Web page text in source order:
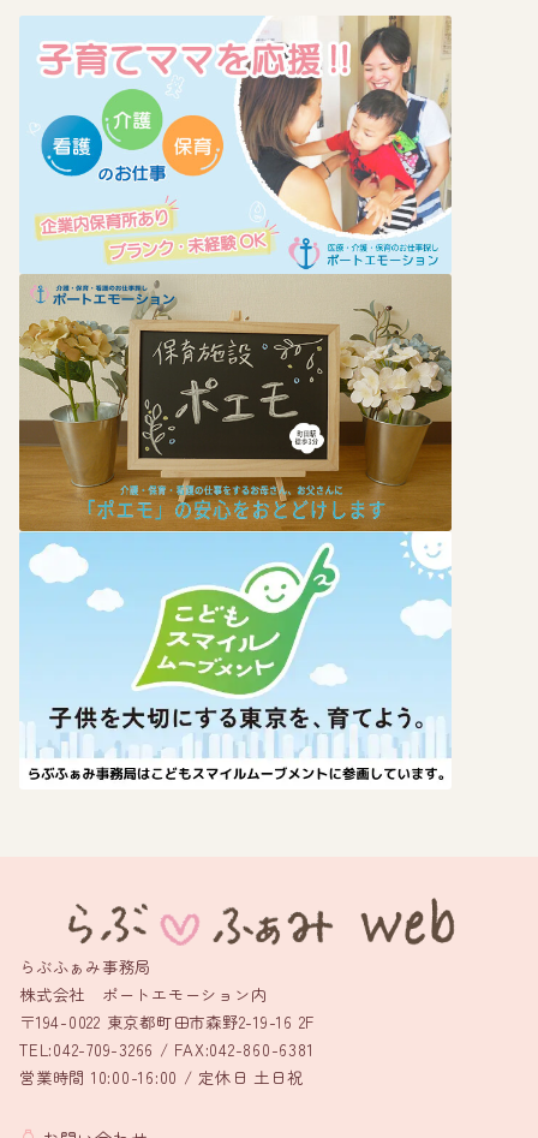
らぶふぁみ事務局
株式会社 ポートエモーション内
〒194-0022 東京都町田市森野2-19-16 2F
TEL:042-709-3266 / FAX:042-860-6381
営業時間 10:00-16:00 / 定休日 土日祝